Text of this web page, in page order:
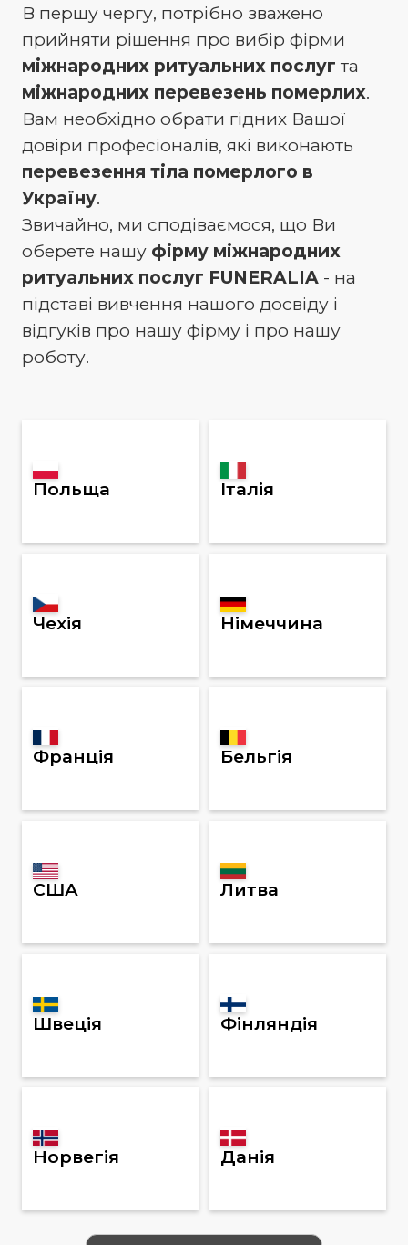
В першу чергу, потрібно зважено
прийняти рішення про вибір фірми
міжнародних ритуальних послуг та
міжнародних перевезень померлих.
Вам необхідно обрати гідних Вашої
довіри професіоналів, які виконають
перевезення тіла померлого в
Україну.
Звичайно, ми сподіваємося, що Ви
оберете нашу фірму міжнародних
ритуальних послуг FUNERALIA- на
підставі вивчення нашого досвіду і
відгуків про нашу фірму і про нашу
роботу.
Польща Італія
Чехія Німеччина
Франція Бельгія
США Литва
Швеція Фінляндія
Норвегія Данія